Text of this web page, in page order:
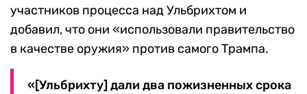
участников процесса над Ульбрихтом и
добавил, что они «использовали правительство
в качестве оружия» против самого Трампа.
«[Ульбрихту] дали два пожизненных срока